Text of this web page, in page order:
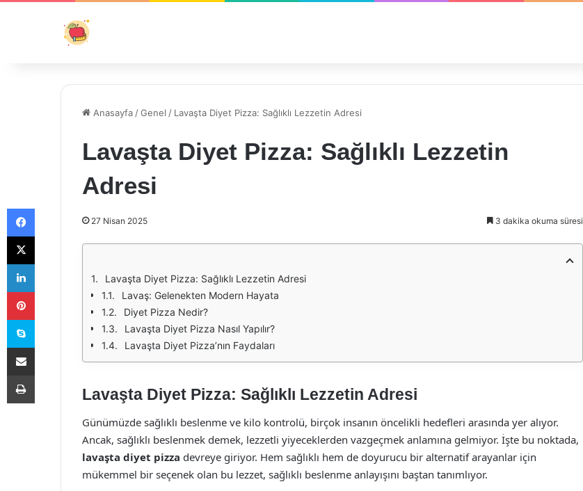
Anasayfa /Genel / Lavaşta Diyet Pizza: Sağlıklı Lezzetin Adresi
Lavaşta Diyet Pizza: Sağlıklı Lezzetin
Adresi
27 Nisan 2025 3 dakika okuma süresi
Lavaşta Diyet Pizza: Sağlıklı Lezzetin Adresi
Lavaş: Gelenekten Modern Hayata
Diyet Pizza Nedir?
Lavaşta Diyet Pizza Nasıl Yapılır?
Lavaşta Diyet Pizza’nın Faydaları
Lavaşta Diyet Pizza: Sağlıklı Lezzetin Adresi
Günümüzde sağlıklı beslenme ve kilo kontrolü, birçok insanın öncelikli hedefleri arasında yer alıyor.
Ancak, sağlıklı beslenmek demek, lezzetli yiyeceklerden vazgeçmek anlamına gelmiyor. İşte bu noktada,
lavaşta diyet pizza devreye giriyor. Hem sağlıklı hem de doyurucu bir alternatif arayanlar için
mükemmel bir seçenek olan bu lezzet, sağlıklı beslenme anlayışını baştan tanımlıyor.
Facebook
X
LinkedIn
Pinterest
Skype
E-Posta ile paylaş